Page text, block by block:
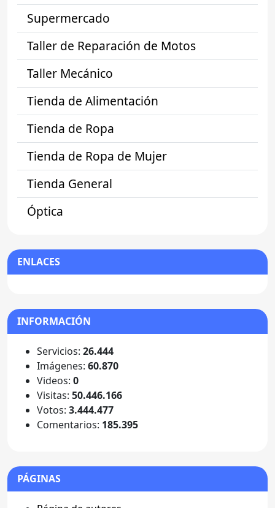
Supermercado
Taller de Reparación de Motos
Taller Mecánico
Tienda de Alimentación
Tienda de Ropa
Tienda de Ropa de Mujer
Tienda General
Óptica
ENLACES
INFORMACIÓN
Servicios: 26.444
Imágenes: 60.870
Videos: 0
Visitas: 50.446.166
Votos: 3.444.477
Comentarios: 185.395
PÁGINAS